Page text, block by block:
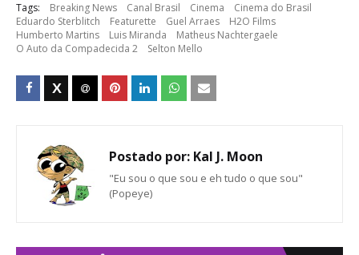
Tags: Breaking News Canal Brasil Cinema
Cinema do Brasil
Eduardo Sterblitch
Featurette Guel Arraes
H2O Films
Humberto Martins
Luis Miranda
Matheus Nachtergaele
O Auto da Compadecida 2
Selton Mello
Postado por: Kal J. Moon
"Eu sou o que sou e eh tudo o que sou"
(Popeye)